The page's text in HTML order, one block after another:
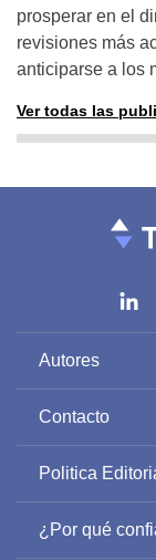
prosperar en el
revisiones más
anticiparse a los
Ver todas las
Autores
Contacto
Politica
¿Por qué